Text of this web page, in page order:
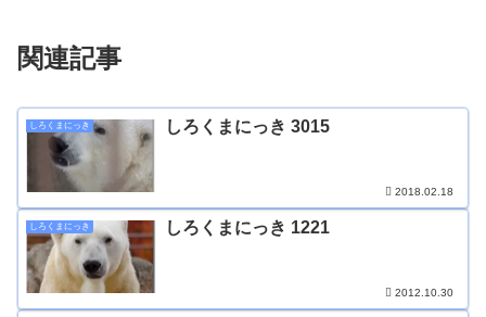
関連記事
しろくまにっき しろくまにっき 3015
2018.02.18
しろくまにっき しろくまにっき 1221
2012.10.30